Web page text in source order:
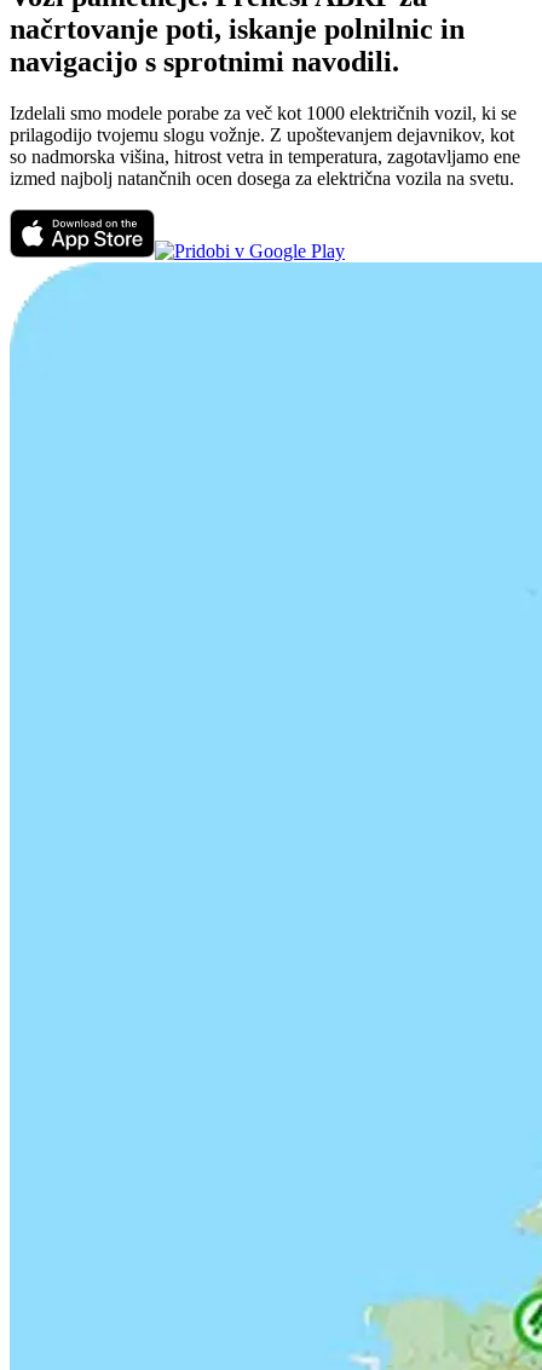
načrtovanje poti, iskanje polnilnic in
navigacijo s sprotnimi navodili.
Izdelali smo modele porabe za več kot 1000 električnih vozil, ki se
prilagodijo tvojemu slogu vožnje. Z upoštevanjem dejavnikov, kot
so nadmorska višina, hitrost vetra in temperatura, zagotavljamo ene
izmed najbolj natančnih ocen dosega za električna vozila na svetu.